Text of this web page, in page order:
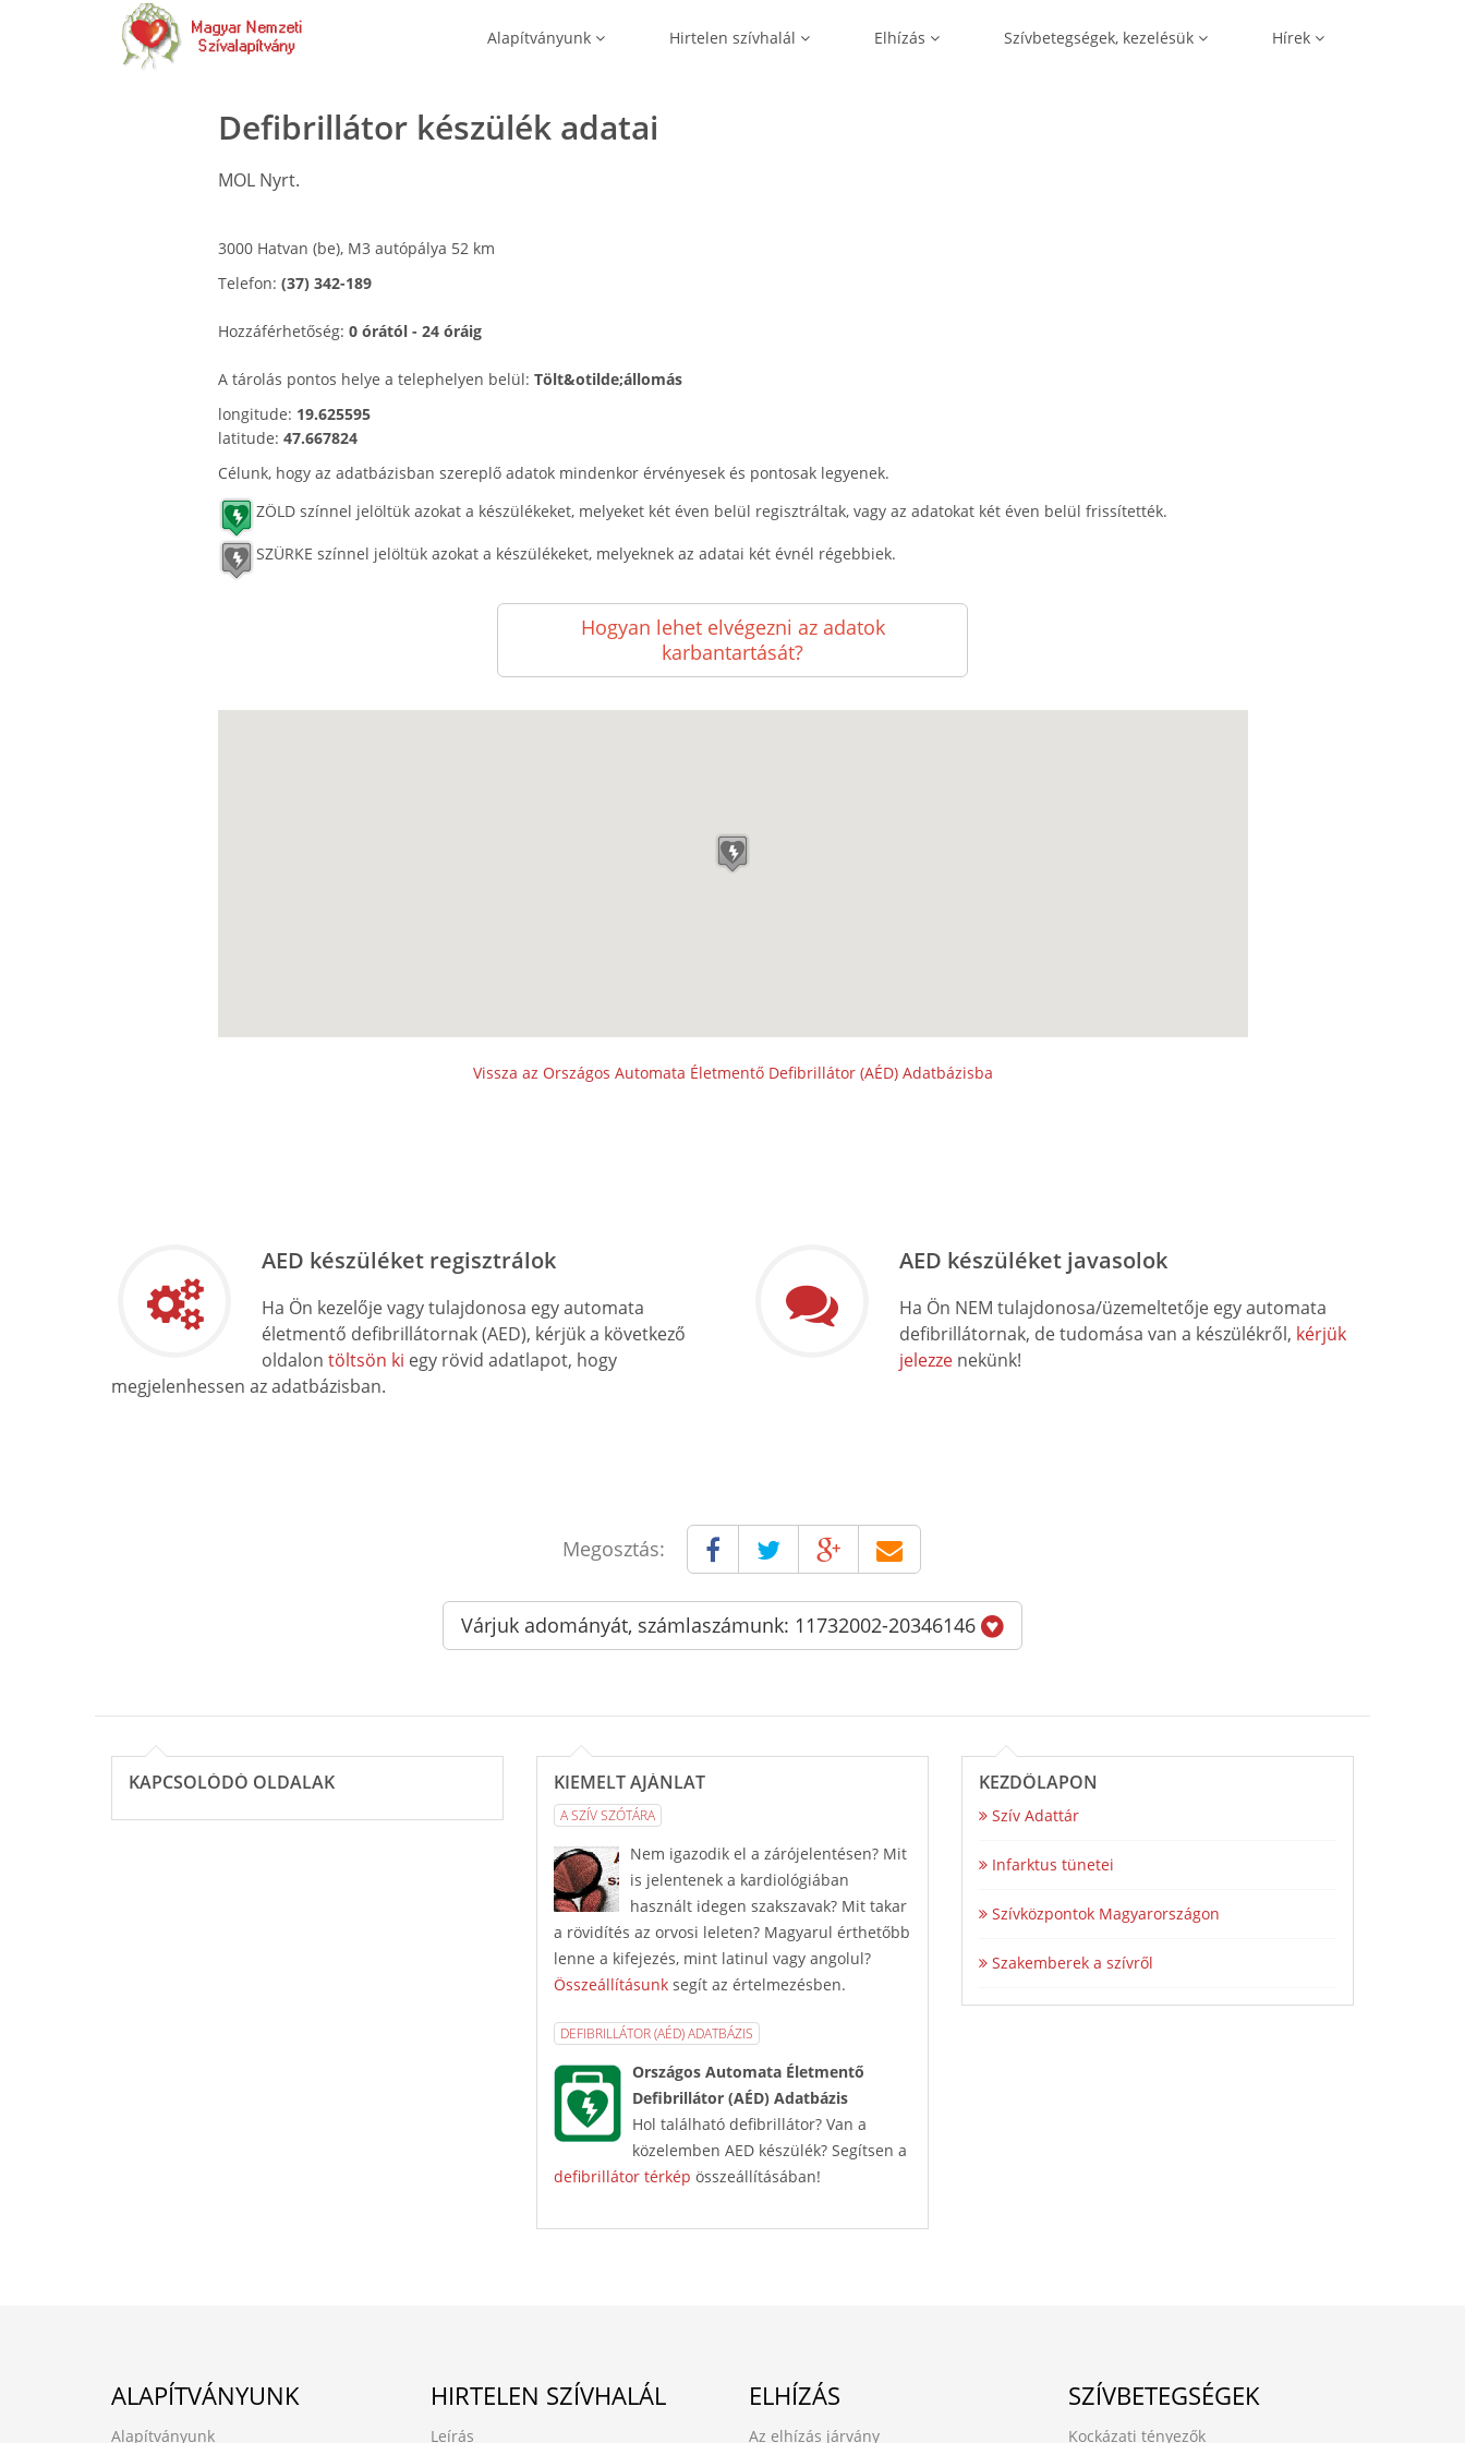
Alapítványunk Hirtelen szívhalál Elhízás Szívbetegségek, kezelésük Hírek
Defibrillátor készülék adatai
MOL Nyrt.
3000 Hatvan (be), M3 autópálya 52 km
Telefon: (37) 342-189
Hozzáférhetőség: 0 órától - 24 óráig
A tárolás pontos helye a telephelyen belül: Tölt&otilde;állomás
longitude: 19.625595
latitude: 47.667824
Célunk, hogy az adatbázisban szereplő adatok mindenkor érvényesek és pontosak legyenek.
ZÖLD színnel jelöltük azokat a készülékeket, melyeket két éven belül regisztráltak, vagy az adatokat két éven belül frissítették.
SZÜRKE színnel jelöltük azokat a készülékeket, melyeknek az adatai két évnél régebbiek.
Hogyan lehet elvégezni az adatok
karbantartását?
Vissza az Országos Automata Életmentő Defibrillátor (AÉD) Adatbázisba
AED készüléket regisztrálok
Ha Ön kezelője vagy tulajdonosa egy automata
életmentő defibrillátornak (AED), kérjük a következő
oldalon töltsön ki egy rövid adatlapot, hogy
megjelenhessen az adatbázisban.
AED készüléket javasolok
Ha Ön NEM tulajdonosa/üzemeltetője egy automata
defibrillátornak, de tudomása van a készülékről, kérjük
jelezze nekünk!
Megosztás:
Várjuk adományát, számlaszámunk: 11732002-20346146
KAPCSOLÓDÓ OLDALAK KIEMELT AJÁNLAT
A SZÍV SZÓTÁRA
Nem igazodik el a zárójelentésen? Mit
is jelentenek a kardiológiában
használt idegen szakszavak? Mit takar
a rövidítés az orvosi leleten? Magyarul érthetőbb
lenne a kifejezés, mint latinul vagy angolul?
Összeállításunk segít az értelmezésben.
DEFIBRILLÁTOR (AÉD) ADATBÁZIS
Országos Automata Életmentő
Defibrillátor (AÉD) Adatbázis
Hol található defibrillátor? Van a
közelemben AED készülék? Segítsen a
defibrillátor térkép összeállításában!
KEZDŐLAPON
Szív Adattár
Infarktus tünetei
Szívközpontok Magyarországon
Szakemberek a szívről
ALAPÍTVÁNYUNK
Alapítványunk
HIRTELEN SZÍVHALÁL
Leírás
ELHÍZÁS
Az elhízás járvány
SZÍVBETEGSÉGEK
Kockázati tényezők